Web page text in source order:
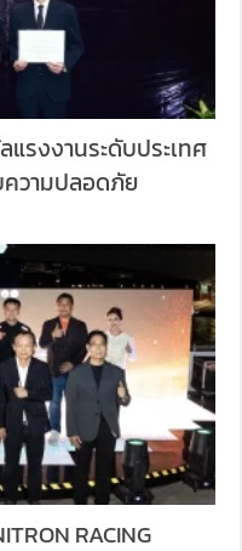
แรงงานระดับประเทศ
วามปลอดภัย
RACING